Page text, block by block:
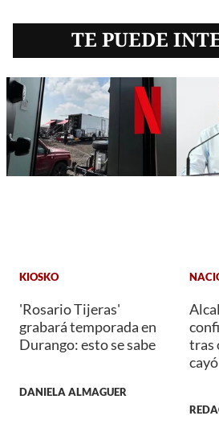
TE PUEDE
KIOSKO
'Rosario Tijeras'
grabará temporada en
Durango: esto se sabe
DANIELA ALMAGUER
tras
cayó